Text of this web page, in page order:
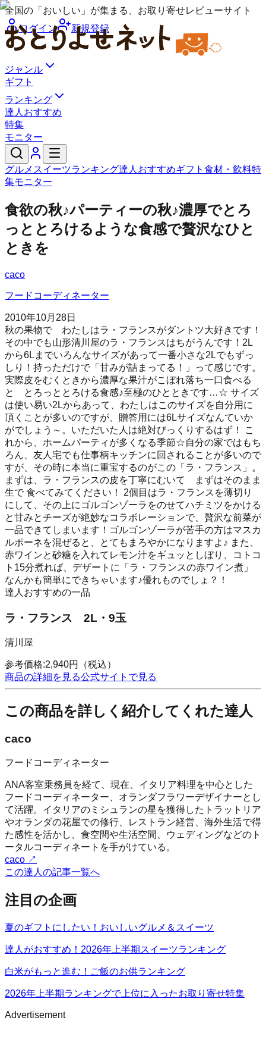
全国の「おいしい」が集まる、お取り寄せレビューサイト
ログイン
新規登録
ジャンル
ギフト
ランキング
達人おすすめ
特集
モニター
グルメ スイーツランキング達人おすすめギフト 食材・飲料特
集モニター
食欲の秋♪パーティーの秋♪濃厚でとろ
っととろけるような食感で贅沢なひと
ときを
caco
フードコーディネーター
2010年10月28日
秋の果物で わたしはラ・フランスがダントツ大好きです！
その中でも山形清川屋のラ・フランスはちがうんです！2L
から6Lまでいろんなサイズがあって一番小さな2Lでもずっ
しり！持っただけで「甘みが詰まってる！」って感じです。
実際皮をむくときから濃厚な果汁がこぼれ落ち一口食べる
と とろっととろける食感♪至極のひとときです…☆ サイズ
は使い易い2Lからあって、わたしはこのサイズを自分用に
頂くことが多いのですが、贈答用には6Lサイズなんていか
がでしょう～。いただいた人は絶対びっくりするはず！ こ
れから、ホームパーティが多くなる季節☆自分の家ではもち
ろん、友人宅でも仕事柄キッチンに回されることが多いので
すが、その時に本当に重宝するのがこの「ラ・フランス」。
まずは、ラ・フランスの皮を丁寧にむいて まずはそのまま
生で 食べてみてください！ 2個目はラ・フランスを薄切り
にして、その上にゴルゴンゾーラをのせてハチミツをかける
と甘みとチーズが絶妙なコラボレーションで、贅沢な前菜が
一品できてしまいます！ゴルゴンゾーラが苦手の方はマスカ
ルポーネを混ぜると、とてもまろやかになりますよ♪ また、
赤ワインと砂糖を入れてレモン汁をギュッとしぼり、コトコ
ト15分煮れば、デザートに「ラ・フランスの赤ワイン煮」
なんかも簡単にできちゃいます♪優れものでしょ？！
達人おすすめの一品
ラ・フランス 2L・9玉
清川屋
参考価格:2,940円
（税込）
商品の詳細を見る公式サイトで見る
この商品を詳しく紹介してくれた達人
caco
フードコーディネーター
ANA客室乗務員を経て、現在、イタリア料理を中心とした
フードコーディネーター、オランダフラワーデザイナーとし
て活躍。イタリアのミシュランの星を獲得したトラットリア
やオランダの花屋での修行、レストラン経営、海外生活で得
た感性を活かし、食空間や生活空間、ウェディングなどのト
ータルコーディネートを手がけている。
caco ↗
この達人の記事一覧へ
注目の企画
夏のギフトにしたい！おいしいグルメ＆スイーツ
達人がおすすめ！2026年上半期スイーツランキング
白米がもっと進む！ご飯のお供ランキング
2026年上半期ランキングで上位に入ったお取り寄せ特集
Advertisement